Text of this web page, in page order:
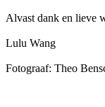
Alvast dank en lieve
Lulu Wang
Fotograaf: Theo